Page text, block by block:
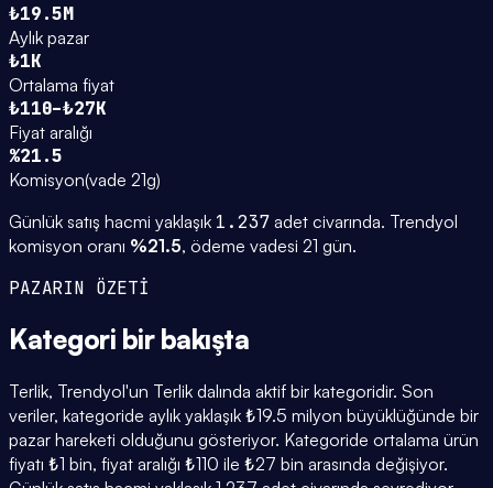
₺19.5M
Aylık pazar
₺1K
Ortalama fiyat
₺110–₺27K
Fiyat aralığı
%21.5
Komisyon(vade 21g)
Günlük satış hacmi yaklaşık 1.237 adet civarında. Trendyol
komisyon oranı %21.5, ödeme vadesi 21 gün.
PAZARIN ÖZETİ
Kategori bir bakışta
Terlik, Trendyol'un Terlik dalında aktif bir kategoridir. Son
veriler, kategoride aylık yaklaşık ₺19.5 milyon büyüklüğünde bir
pazar hareketi olduğunu gösteriyor. Kategoride ortalama ürün
fiyatı ₺1 bin, fiyat aralığı ₺110 ile ₺27 bin arasında değişiyor.